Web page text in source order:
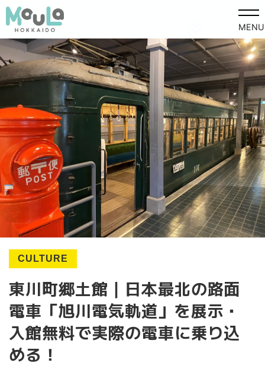
MENU
CULTURE
東川町郷土館｜日本最北の路面
電車「旭川電気軌道」を展示・
入館無料で実際の電車に乗り込
める！